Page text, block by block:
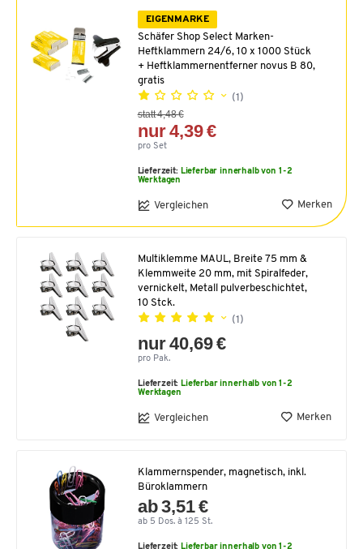
EIGENMARKE
Schäfer Shop Select Marken-
Heftklammern 24/6, 10 x 1000 Stück
+ Heftklammernentferner novus B 80,
gratis
(1)
statt 4,48 €
nur 4,39 €
pro Set
Lieferzeit: Lieferbar innerhalb von 1-2
Werktagen
Vergleichen Merken
Multiklemme MAUL, Breite 75 mm &
Klemmweite 20 mm, mit Spiralfeder,
vernickelt, Metall pulverbeschichtet,
10 Stck.
(1)
nur 40,69 €
pro Pak.
Lieferzeit:Lieferbar innerhalb von 1-2
Werktagen
Vergleichen Merken
Klammernspender, magnetisch, inkl.
Büroklammern
ab 3,51 €
ab 5 Dos. à 125 St.